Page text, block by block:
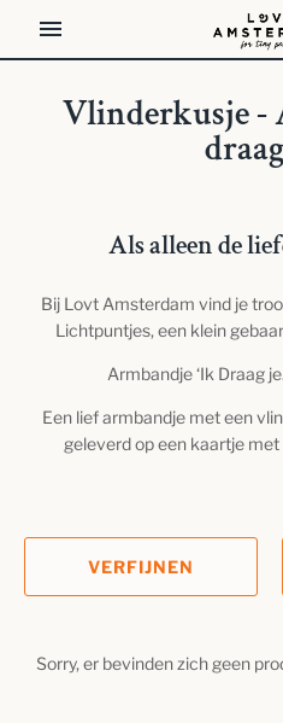
de
Vlinderkusje -
Als alleen de
Bij Lovt Amsterdam vind je
Lichtpuntjes, een klein
Armbandje ‘Ik Draag
Een lief armbandje met een
geleverd op een kaartje met
VERFIJNEN
Sorry, er bevinden zich geen